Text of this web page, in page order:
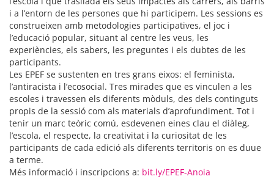
i a l’entorn de les persones que hi participem. Les sessions es
construeixen amb metodologies participatives, el joc i
l’educació popular, situant al centre les veus, les
experiències, els sabers, les preguntes i els dubtes de les
participants.
Les EPEF se sustenten en tres grans eixos: el feminista,
l’antiracista i l’ecosocial. Tres mirades que es vinculen a les
escoles i travessen els diferents mòduls, des dels continguts
propis de la sessió com als materials d’aprofundiment. Tot i
tenir un marc teòric comú, esdevenen eines clau el diàleg,
l’escola, el respecte, la creativitat i la curiositat de les
participants de cada edició als diferents territoris on es duue
a terme.
Més informació i inscripcions a: bit.ly/EPEF-Anoia